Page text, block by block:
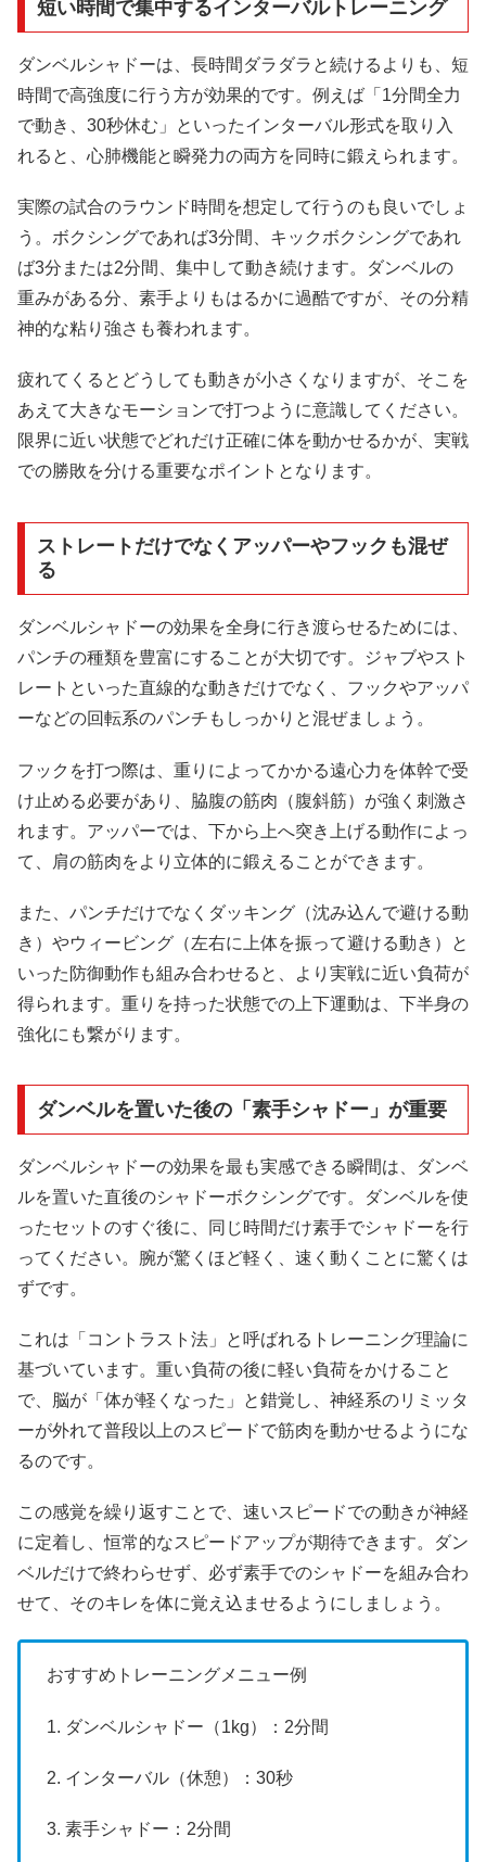
短い時間で集中するインターバルトレーニング
ダンベルシャドーは、長時間ダラダラと続けるよりも、短
時間で高強度に行う方が効果的です。例えば「1分間全力
で動き、30秒休む」といったインターバル形式を取り入
れると、心肺機能と瞬発力の両方を同時に鍛えられます。
実際の試合のラウンド時間を想定して行うのも良いでしょ
う。ボクシングであれば3分間、キックボクシングであれ
ば3分または2分間、集中して動き続けます。ダンベルの
重みがある分、素手よりもはるかに過酷ですが、その分精
神的な粘り強さも養われます。
疲れてくるとどうしても動きが小さくなりますが、そこを
あえて大きなモーションで打つように意識してください。
限界に近い状態でどれだけ正確に体を動かせるかが、実戦
での勝敗を分ける重要なポイントとなります。
ストレートだけでなくアッパーやフックも混ぜ
る
ダンベルシャドーの効果を全身に行き渡らせるためには、
パンチの種類を豊富にすることが大切です。ジャブやスト
レートといった直線的な動きだけでなく、フックやアッパ
ーなどの回転系のパンチもしっかりと混ぜましょう。
フックを打つ際は、重りによってかかる遠心力を体幹で受
け止める必要があり、脇腹の筋肉（腹斜筋）が強く刺激さ
れます。アッパーでは、下から上へ突き上げる動作によっ
て、肩の筋肉をより立体的に鍛えることができます。
また、パンチだけでなくダッキング（沈み込んで避ける動
き）やウィービング（左右に上体を振って避ける動き）と
いった防御動作も組み合わせると、より実戦に近い負荷が
得られます。重りを持った状態での上下運動は、下半身の
強化にも繋がります。
ダンベルを置いた後の「素手シャドー」が重要
ダンベルシャドーの効果を最も実感できる瞬間は、ダンベ
ルを置いた直後のシャドーボクシングです。ダンベルを使
ったセットのすぐ後に、同じ時間だけ素手でシャドーを行
ってください。腕が驚くほど軽く、速く動くことに驚くは
ずです。
これは「コントラスト法」と呼ばれるトレーニング理論に
基づいています。重い負荷の後に軽い負荷をかけること
で、脳が「体が軽くなった」と錯覚し、神経系のリミッタ
ーが外れて普段以上のスピードで筋肉を動かせるようにな
るのです。
この感覚を繰り返すことで、速いスピードでの動きが神経
に定着し、恒常的なスピードアップが期待できます。ダン
ベルだけで終わらせず、必ず素手でのシャドーを組み合わ
せて、そのキレを体に覚え込ませるようにしましょう。
おすすめトレーニングメニュー例
1. ダンベルシャドー（1kg）：2分間
2. インターバル（休憩）：30秒
3. 素手シャドー：2分間